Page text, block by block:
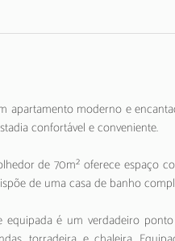
apartamento moderno e
confortável e conveniente.
de 70m² oferece espaço
de uma casa de banho
equipada é um verdadeiro